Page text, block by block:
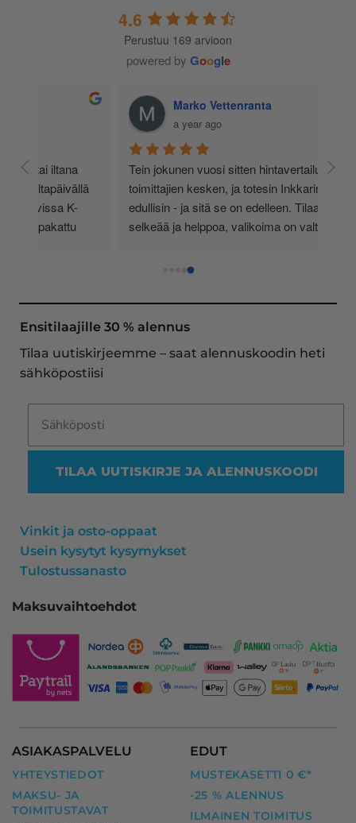
4.6
Perustuu 169 arvioon
powered by Google
Marko Vettenranta
a year ago
Tein jokunen vuosi sitten hintavertailua eri
toimittajien kesken, ja totesin Inkkarin olevan
edullisin - ja sitä se on edelleen. Tilaaminen on
selkeää ja helppoa, valikoima on valtava,
asiakaspalvelu todella ripeää (s-postin kautta) ja
oli noudettavissa postin lokerosta tänään!! En
näe mitään syytä vaihtaa toimittajaa. Kaikki on
ollut mitään moitittavaa! Lämmin suositus!
Ensitilaajille 30 % alennus
Tilaa uutiskirjeemme – saat alennuskoodin heti
sähköpostiisi
TILAA UUTISKIRJE JA ALENNUSKOODI
Vinkit ja osto-oppaat
Usein kysytyt kysymykset
Tulostussanasto
Maksuvaihtoehdot
ASIAKASPALVELU
YHTEYSTIEDOT
MAKSU- JA
TOIMITUSTAVAT
EDUT
MUSTEKASETTI 0 €*
-25 % ALENNUS
ILMAINEN TOIMITUS